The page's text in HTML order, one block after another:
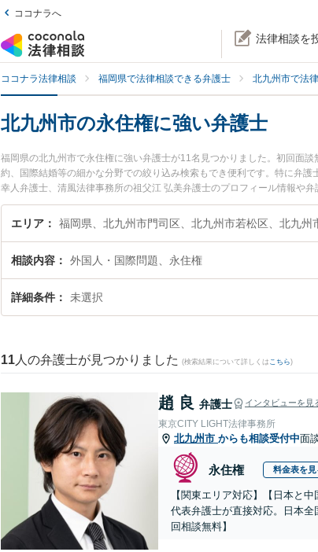
ココナラへ
法律相談を
ココナラ法律相談 福岡県で法律相談できる弁護士 北九州市で法
北九州市の永住権に強い弁護士
福岡県の北九州市で永住権に強い弁護士が11名見つかりました。初回面
約、国際結婚等の細かな分野での絞り込み検索もでき便利です。特に弁
幸人弁護士、清風法律事務所の祖父江 弘美弁護士のプロフィール情報や
ぐに弁護士に相談したい』『永住権のトラブル解決の実績豊富な近くの
どでお困りの相談者さんにおすすめです。
エリア
相談内容 外国人・国際問題、永住権
詳細条件 未選択
11 人の弁護士が見つかりました (検索結果について詳しくは こちら)
趙 良 弁護士 インタビューを見
東京CITY LIGHT法律事務所
北九州市 からも相談受付中面
永住権 料金表を見
【関東エリア対応】【日本と
代表弁護士が直接対応。日本
回相談無料】